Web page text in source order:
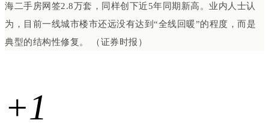
海二手房网签2.8万套，同样创下近5年同期新高。业内人士认
为，目前一线城市楼市还远没有达到“全线回暖”的程度，而是
典型的结构性修复。 （证券时报）
+1